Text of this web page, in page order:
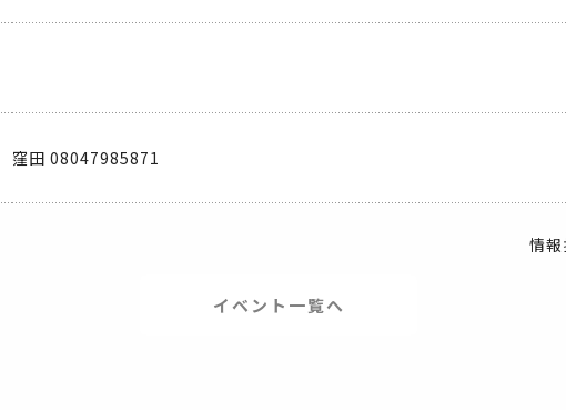
窪田 08047985871
情
イベント一覧へ